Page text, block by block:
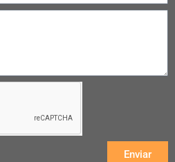
Enviar